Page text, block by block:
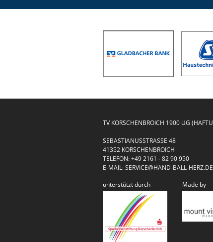
TV KORSCHENBROICH 1900 UG
SEBASTIANUSSTRASSE 48
41352 KORSCHENBROICH
TELEFON:+49 2161 - 82 90 950
E-MAIL:SERVICE@HAND-BALL-HERZ.DE
unterstützt durch
Made by